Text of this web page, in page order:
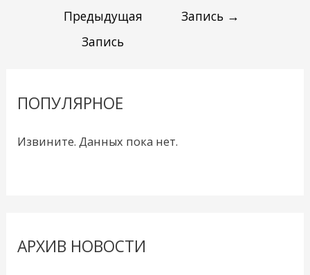
Предыдущая
Запись
Запись →
ПОПУЛЯРНОЕ
Извините. Данных пока нет.
АРХИВ НОВОСТИ